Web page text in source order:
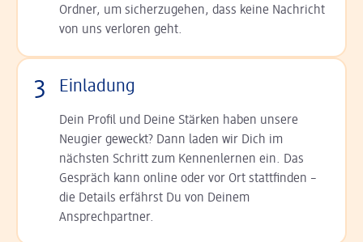
Ordner, um sicherzugehen, dass keine Nachricht
von uns verloren geht.
3 Einladung
Dein Profil und Deine Stär­ken haben unsere
Neugier geweckt? Dann laden wir Dich im
nächsten Schritt zum Kennen­lernen ein. Das
Gespräch kann online oder vor Ort statt­finden –
die Details er­fährst Du von Deinem
Ansprechpartner.